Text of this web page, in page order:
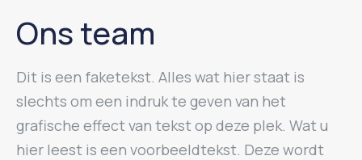
Ons team
Dit is een faketekst. Alles wat hier staat is
slechts om een indruk te geven van het
grafische effect van tekst op deze plek. Wat u
hier leest is een voorbeeldtekst. Deze wordt